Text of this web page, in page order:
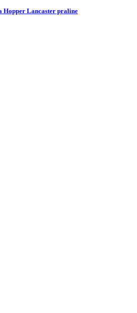
Hopper Lancaster praline